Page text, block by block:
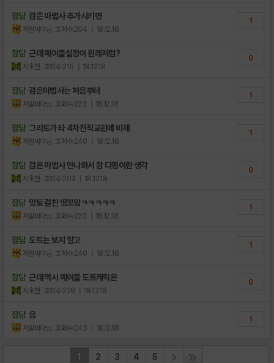
잡담 검은 마법사 추가시키면
저알바아님 조회수:204 | 18.12.18
1
잡담 근데 메이플설정이 원래저럼?
지솟현 조회수:215 | 18.12.18
0
잡담 검은마법사는 처음부터
저알바아님 조회수:223 | 18.12.18
1
잡담 그리토가 타 4차전직교관에 비해
저알바아님 조회수:240 | 18.12.18
1
잡담 검은 마법사 안나와서 참 다행이란 생각
지솟현 조회수:203 | 18.12.18
0
잡담 망토 걸친 땅꼬맠ㅋㅋㅋㅋㅋ
저알바아님 조회수:220 | 18.12.18
1
잡담 도트는 보지 말고
저알바아님 조회수:240 | 18.12.18
1
잡담 근데 역시 메이플 도트캐릭은
지솟현 조회수:229 | 18.12.18
0
잡담 음
저알바아님 조회수:243 | 18.12.18
1
1 2 3 4 5